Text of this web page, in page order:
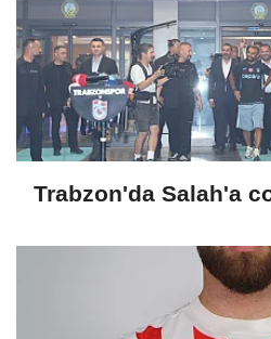
Trabzon'da Salah'a